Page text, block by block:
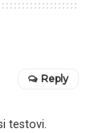
testovi.
Reply